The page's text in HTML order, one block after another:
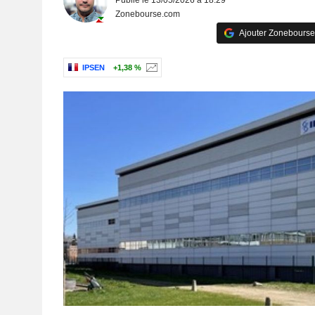
Zonebourse.com
Ajouter
IPSEN +1,38 %